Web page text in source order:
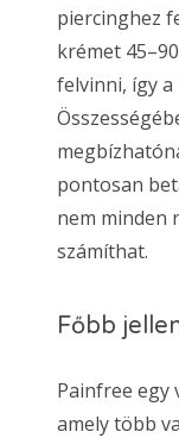
piercinghez
krémet
felvinni, így
pontosan
nem minden
számíthat.
Főbb
Painfree egy
amely több